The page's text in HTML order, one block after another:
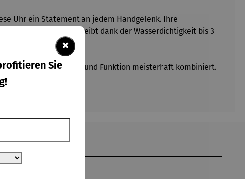
Uhr ein Statement an jedem Handgelenk. Ihre
akzentuiert und bleibt dank der Wasserdichtigkeit bis 3
eine Uhr, die Ästhetik und Funktion meisterhaft kombiniert.
×
Sie